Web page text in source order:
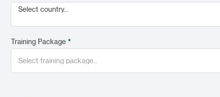
Select country...
Training Package *